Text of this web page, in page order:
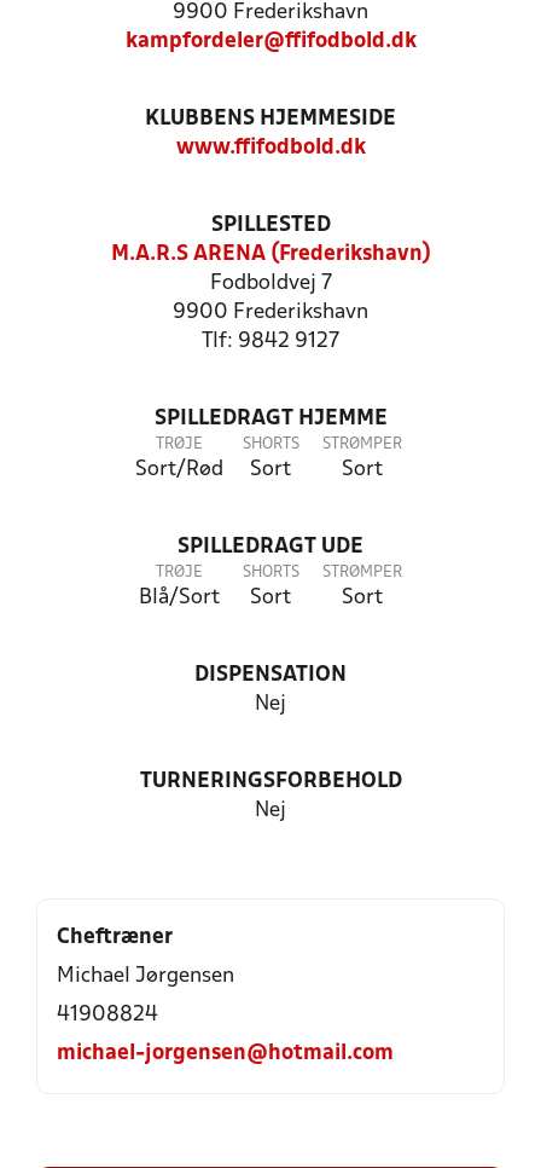
9900 Frederikshavn
kampfordeler@ffifodbold.dk
KLUBBENS HJEMMESIDE
www.ffifodbold.dk
SPILLESTED
M.A.R.S ARENA (Frederikshavn)
Fodboldvej 7
9900 Frederikshavn
Tlf: 9842 9127
SPILLEDRAGT HJEMME
TRØJE
Sort/Rød
SHORTS
Sort
STRØMPER
Sort
SPILLEDRAGT UDE
TRØJE
Blå/Sort
SHORTS
Sort
STRØMPER
Sort
DISPENSATION
Nej
TURNERINGSFORBEHOLD
Nej
Cheftræner
Michael Jørgensen
41908824
michael-jorgensen@hotmail.com